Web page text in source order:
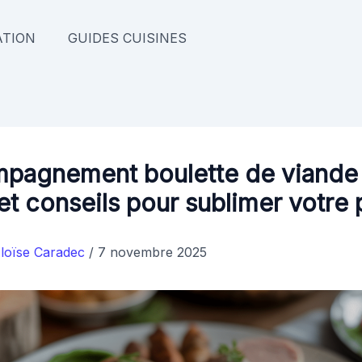
GUIDES CUISINES
boulette de viande
conseils pour sublimer votre
Caradec / 7 novembre 2025